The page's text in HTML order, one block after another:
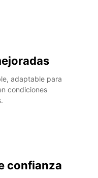
adaptable para
condiciones
confianza